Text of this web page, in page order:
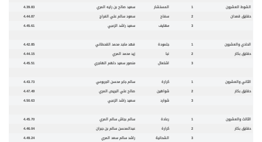
الشوط العشرون 1 المستشار سعيد صالح بن رايه المري
4.39.83
حقايق قعدان
2 سفاح سعود سالم علي الفراج
4.44.87
3
مهايف سعيد راشد الزعبي 4.45.61
الحادي والعشرون 1 جلمودة فهد ماجد محمد القحطاني
4.42.85
حقايق بكار
2 نبا زيد محمد المري
4.44.15
3
اشتعال منصور سعيد دلهم الهاجري 4.45.51
الثاني والعشرون 1 كرارة سالم جابر محسن الجربوعي
4.43.73
حقايق بكار
2 شواهين صالح علي البريص المري
4.47.49
3
شوارد سعيد راشد الزعبي 4.50.63
الثالث والعشرون 1 رعادة سالم بجاش سالم المري
4.45.70
حقايق بكار
2 كرارة عبدالمحسن سالم بن جبران
4.46.04
3
الشحانية راشد سالم سعد المري 4.49.24